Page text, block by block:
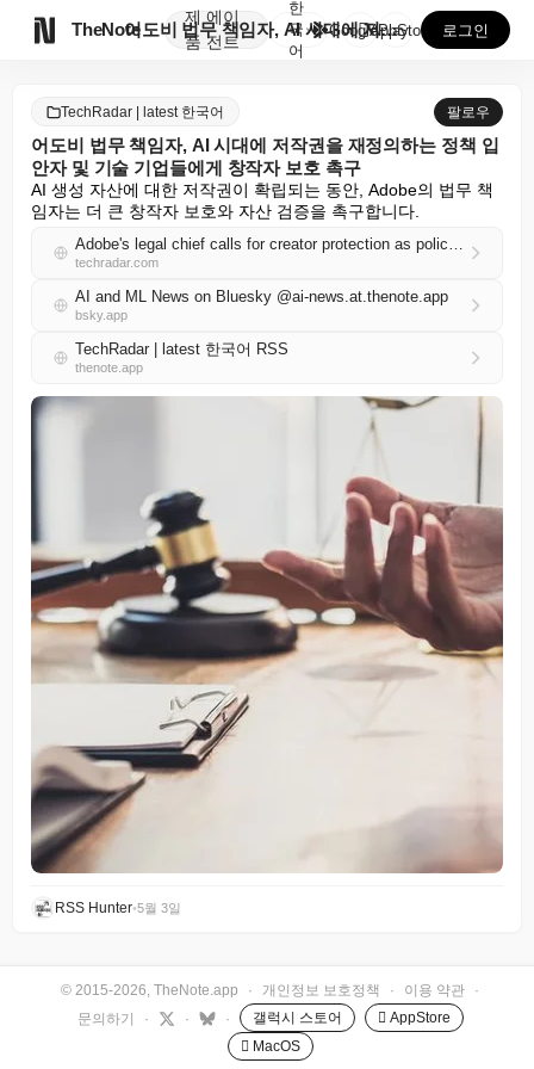
TheNote
제
품
에이
전트
어도비 법무 책임자, AI 시대에 저작권을 재정의하는 ...
한
국
어
GooglePlay
AppStore 로그인
TechRadar | latest 한국어 팔로우
어도비 법무 책임자, AI 시대에 저작권을 재정의하는 정책 입
안자 및 기술 기업들에게 창작자 보호 촉구
AI 생성 자산에 대한 저작권이 확립되는 동안, Adobe의 법무 책
임자는 더 큰 창작자 보호와 자산 검증을 촉구합니다.
Adobe's legal chief calls for creator protection as policymakers and tech companies reframe copyright in the era of AI
techradar.com
AI and ML News on Bluesky @ai-news.at.thenote.app
bsky.app
TechRadar | latest 한국어 RSS
thenote.app
RSS Hunter•5월 3일
© 2015-2026, TheNote.app · 개인정보 보호정책 · 이용 약관
·
문의하기
· · · 갤럭시 스토어
 AppStore
 MacOS